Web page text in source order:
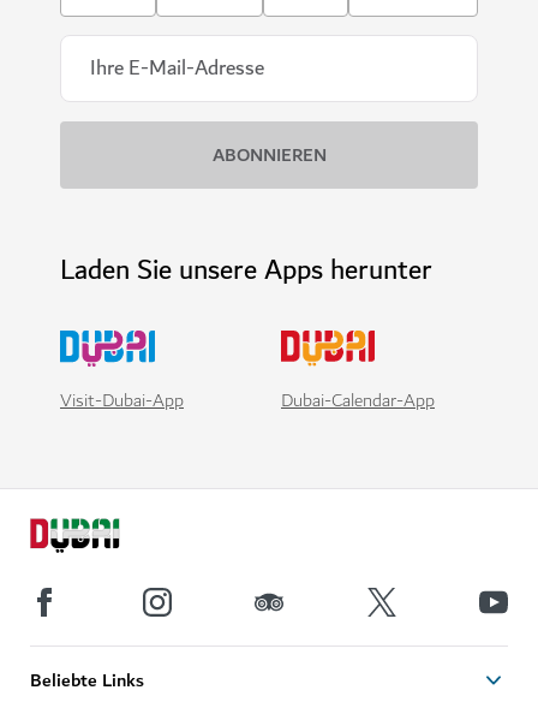
Laden Sie unsere Apps herunter
Visit-Dubai-App Dubai-Calendar-App
Beliebte Links